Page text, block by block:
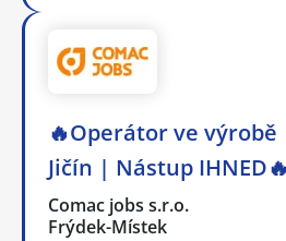
🔥Operátor ve
Jičín | Nástup IHNED🔥
Comac jobs s.r.o.
Frýdek-Místek